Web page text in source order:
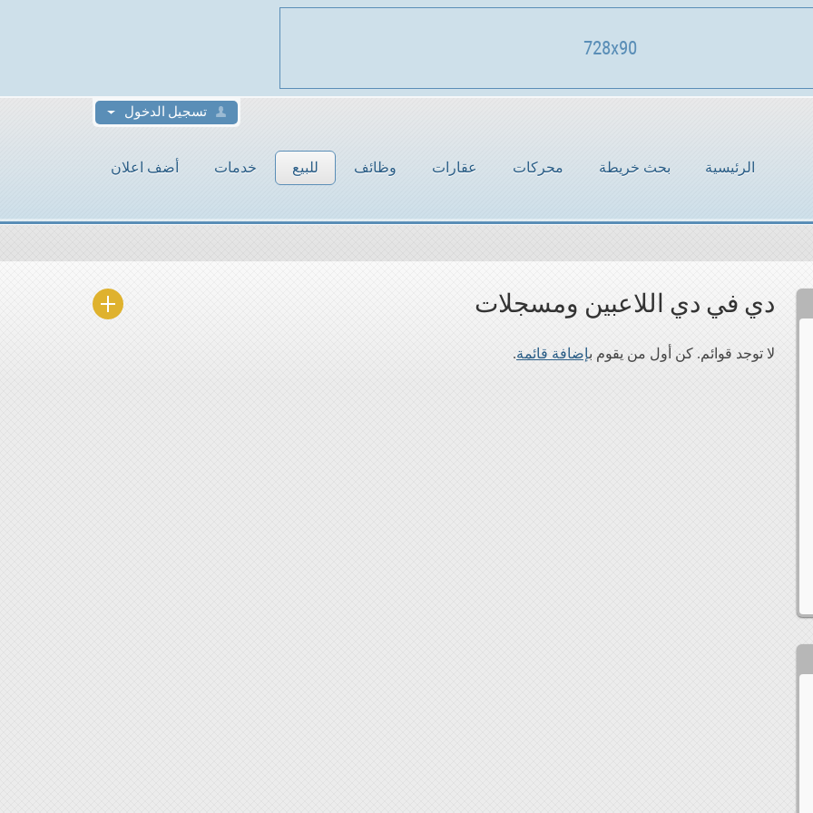
تسجيل الدخول
الرئيسية بحث خريطة محركات عقارات وظائف للبيع خدمات أضف اعلان
دي في دي اللاعبين ومسجلات
لا توجد قوائم. كن أول من يقوم بإضافة قائمة.
728x90